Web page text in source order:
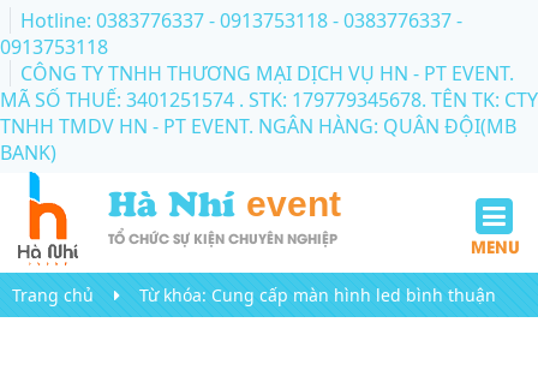
Hotline: 0383776337 - 0913753118- 0383776337 -
0913753118
CÔNG TY TNHH THƯƠNG MẠI DỊCH VỤ HN - PT EVENT.
MÃ SỐ THUẾ: 3401251574 . STK: 179779345678. TÊN TK: CTY
TNHH TMDV HN - PT EVENT. NGÂN HÀNG: QUÂN ĐỘI(MB
BANK)
Hà Nhí event
TỔ CHỨC SỰ KIỆN CHUYÊN NGHIỆP MENU
Trang chủ Từ khóa: Cung cấp màn hình led bình thuận